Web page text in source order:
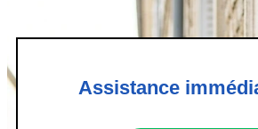
Assistance